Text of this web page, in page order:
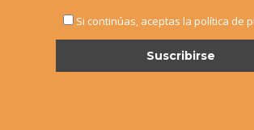
Campeonato Navarro
Documentación
Si continúas, aceptas la política de